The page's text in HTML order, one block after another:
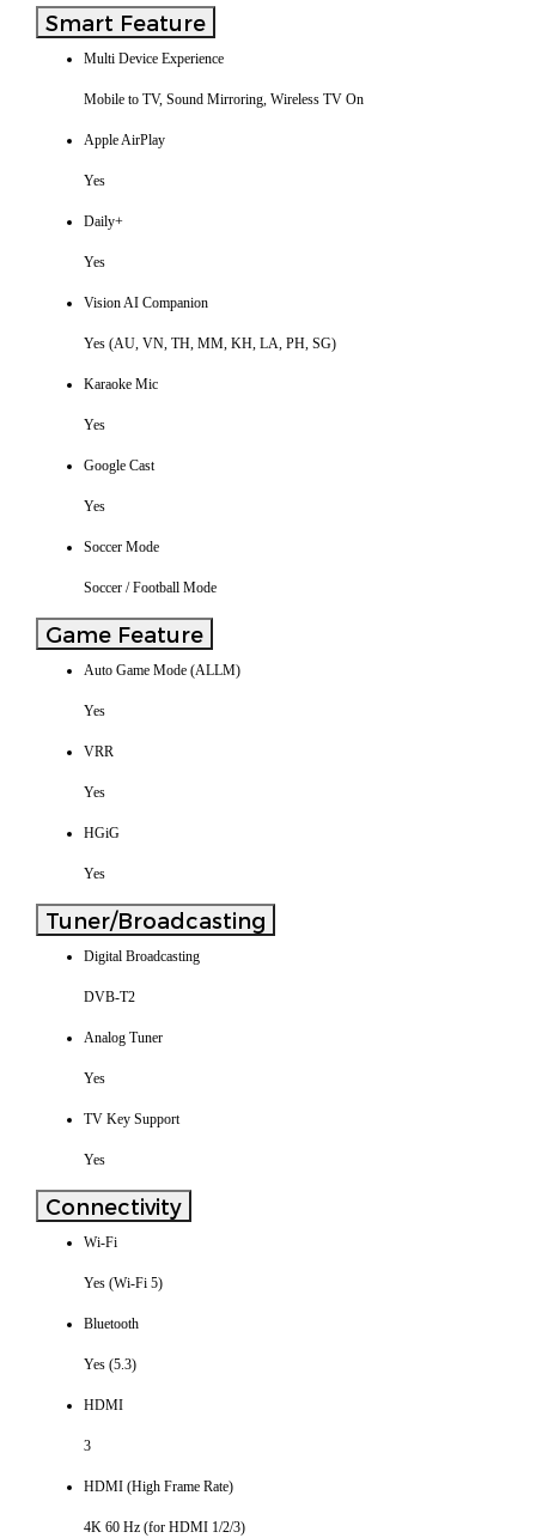
Smart Feature
Multi Device Experience
Mobile to TV, Sound Mirroring, Wireless TV On
Apple AirPlay
Yes
Daily+
Yes
Vision AI Companion
Yes (AU, VN, TH, MM, KH, LA, PH, SG)
Karaoke Mic
Yes
Google Cast
Yes
Soccer Mode
Soccer / Football Mode
Game Feature
Auto Game Mode (ALLM)
Yes
VRR
Yes
HGiG
Yes
Tuner/Broadcasting
Digital Broadcasting
DVB-T2
Analog Tuner
Yes
TV Key Support
Yes
Connectivity
Wi-Fi
Yes (Wi-Fi 5)
Bluetooth
Yes (5.3)
HDMI
3
HDMI (High Frame Rate)
4K 60 Hz (for HDMI 1/2/3)